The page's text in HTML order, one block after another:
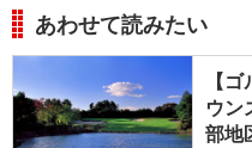
あわせて読みたい
【
ウン
部地